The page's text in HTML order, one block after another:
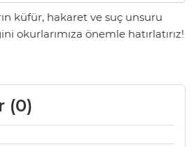
küfür, hakaret ve suç unsuru
okurlarımıza önemle hatırlatırız!
(0)